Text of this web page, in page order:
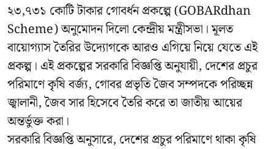
২৩,৭৩১ কোটি টাকার গোবর্ধন প্রকল্পে (GOBARdhan
Scheme) অনুমোদন দিলো কেন্দ্রীয় মন্ত্রীসভা। মূলত
বায়োগ্যাস তৈরির উদ্যোগকে আরও এগিয়ে নিয়ে যেতে এই
প্রকল্প। এই প্রকল্পের সরকারি বিজ্ঞপ্তি অনুযায়ী, দেশের প্রচুর
পরিমাণে কৃষি বর্জ্য, গোবর প্রভৃতি জৈব সম্পদকে পরিচ্ছন্ন
জ্বালানী, জৈব সার হিসেবে তৈরি করে তা জাতীয় আয়ের
অন্তর্ভুক্ত করা।
সরকারি বিজ্ঞপ্তি অনুসারে, দেশের প্রচুর পরিমাণে থাকা কৃষি